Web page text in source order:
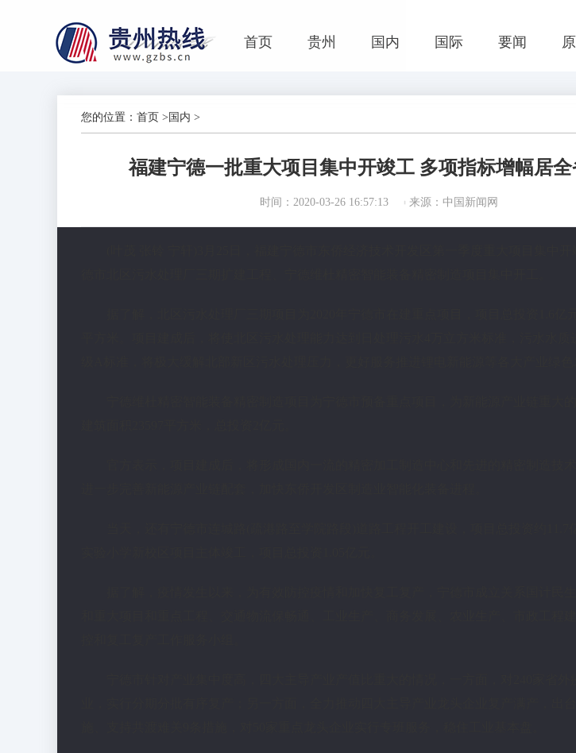
首页 贵州 国内 国际 要闻
您的位置： 首页 > 国内 >
福建宁德一批重大项目集中开竣工 多项指标增幅居
时间：2020-03-26 16:57:13 来源：中国新闻网